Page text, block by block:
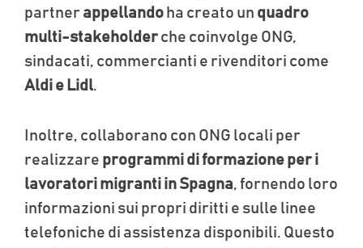
partner appellando ha creato un quadro
multi-stakeholderche coinvolge ONG,
sindacati, commercianti e rivenditori come
Aldi e Lidl.
Inoltre, collaborano con ONG locali per
realizzare programmi di formazione per i
lavoratori migranti in Spagna, fornendo loro
informazioni sui propri diritti e sulle linee
telefoniche di assistenza disponibili. Questo